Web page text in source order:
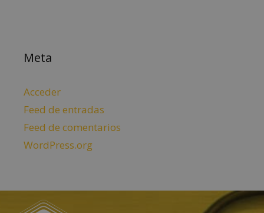
Meta
Acceder
Feed de entradas
Feed de comentarios
WordPress.org